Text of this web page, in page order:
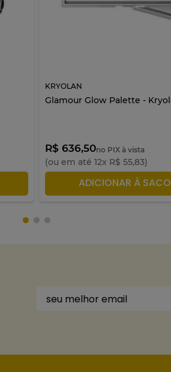
KRYOLAN
Glamour Glow Palette -
R$ 636,50no PIX à vista
(ou em até 12x R$ 55,83)
ADICIONAR À